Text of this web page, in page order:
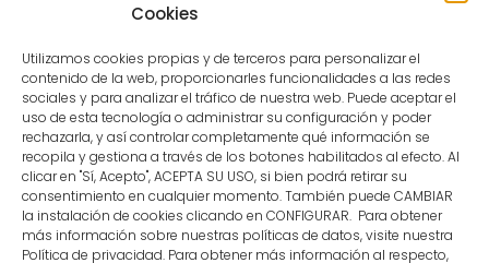
Cookies
Utilizamos cookies propias y de terceros para personalizar el
contenido de la web, proporcionarles funcionalidades a las redes
sociales y para analizar el tráfico de nuestra web. Puede aceptar el
uso de esta tecnología o administrar su configuración y poder
rechazarla, y así controlar completamente qué información se
recopila y gestiona a través de los botones habilitados al efecto. Al
clicar en "Sí, Acepto", ACEPTA SU USO, si bien podrá retirar su
consentimiento en cualquier momento. También puede CAMBIAR
la instalación de cookies clicando en CONFIGURAR. Para obtener
más información sobre nuestras políticas de datos, visite nuestra
Política de privacidad. Para obtener más información al respecto,
CONTACTO
MENÚ PRINCIPAL